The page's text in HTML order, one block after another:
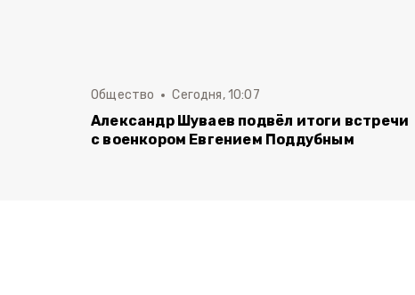
Общество Сегодня, 10:07
Александр Шуваев подвёл итоги встречи
с военкором Евгением Поддубным